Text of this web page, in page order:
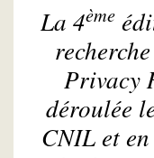
La 4ème
Privacy
déroulée
CNIL et